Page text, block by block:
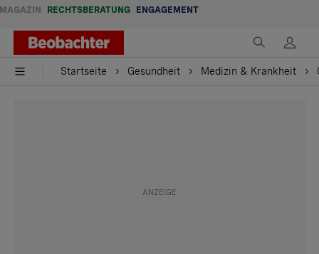
MAGAZIN RECHTSBERATUNG ENGAGEMENT
Startseite Gesundheit Medizin & Krankheit